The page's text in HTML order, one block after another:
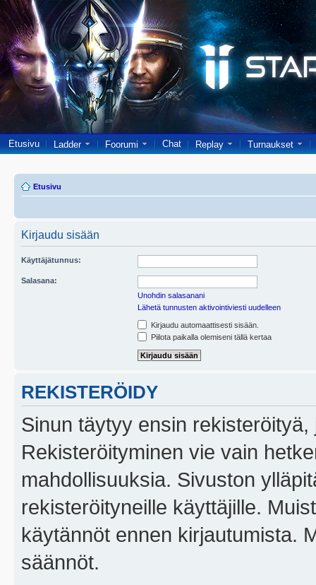
Etusivu Ladder Foorumi Chat Replay Turnaukset
Etusivu
Kirjaudu sisään
Käyttäjätunnus:
Salasana:
Unohdin salasanani
Lähetä tunnusten aktivointiviesti uudelleen
Kirjaudu automaattisesti sisään.
Piilota paikalla olemiseni tällä kertaa
REKISTERÖIDY
Sinun täytyy ensin
Rekisteröityminen vie vain
mahdollisuuksia. Sivuston
rekisteröityneille käyttäjille.
käytännöt ennen kirjautumista.
säännöt.